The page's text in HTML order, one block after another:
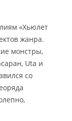
«Хьюлет
жанра.
монстры,
Uta и
со